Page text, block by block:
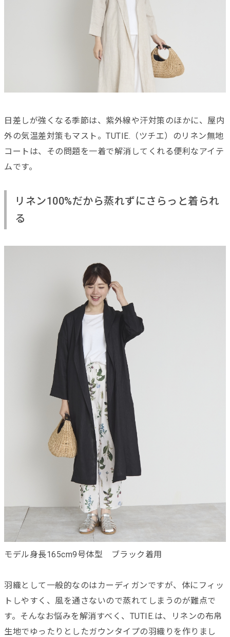
日差しが強くなる季節は、紫外線や汗対策のほかに、屋内
外の気温差対策もマスト。TUTIE.（ツチエ）のリネン無地
コートは、その問題を一着で解消してくれる便利なアイテ
ムです。
リネン100%だから蒸れずにさらっと着られ
る
モデル身長165cm9号体型 ブラック着用
羽織として一般的なのはカーディガンですが、体にフィッ
トしやすく、風を通さないので蒸れてしまうのが難点で
す。そんなお悩みを解消すべく、TUTIE.は、リネンの布帛
生地でゆったりとしたガウンタイプの羽織りを作りまし